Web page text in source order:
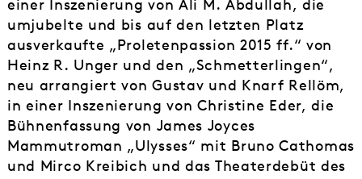
einer Inszenierung von Ali M. Abdullah, die
umjubelte und bis auf den letzten Platz
ausverkaufte „Proletenpassion 2015 ff.“ von
Heinz R. Unger und den „Schmetterlingen“,
neu arrangiert von Gustav und Knarf Rellöm,
in einer Inszenierung von Christine Eder, die
Bühnenfassung von James Joyces
Mammutroman „Ulysses“ mit Bruno Cathomas
und Mirco Kreibich und das Theaterdebüt des